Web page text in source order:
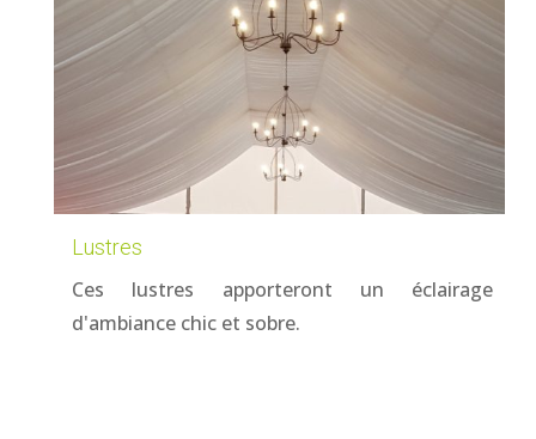
Lustres
Ces lustres apporteront un éclairage
d'ambiance chic et sobre.